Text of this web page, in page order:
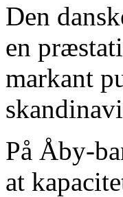
Den
en
markant
På Åby-
at